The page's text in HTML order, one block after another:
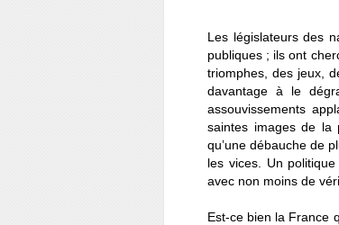
Les législateurs des
publiques ; ils ont
triomphes, des jeux,
davantage à le
assouvissements
saintes images de la
qu’une débauche de
les vices. Un
avec non moins de
Est-ce bien la France